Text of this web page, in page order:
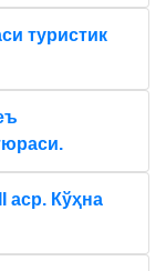
туристик
аср. Кўҳна